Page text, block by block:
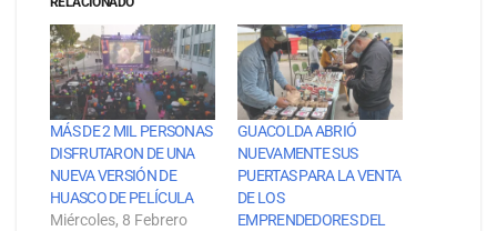
MÁS DE 2 MIL PERSONAS
DISFRUTARON DE UNA
NUEVA VERSIÓN DE
HUASCO DE PELÍCULA
Miércoles, 8 Febrero
GUACOLDA ABRIÓ
NUEVAMENTE SUS
PUERTAS PARA LA VENTA
DE LOS
EMPRENDEDORES DEL